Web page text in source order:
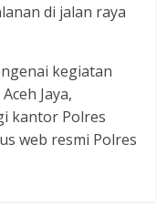
di jalan raya
kegiatan
Jaya,
kantor Polres
web resmi Polres